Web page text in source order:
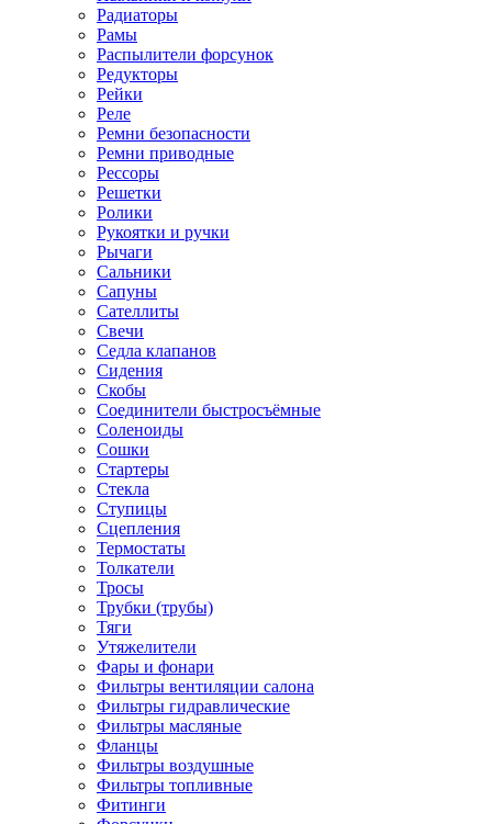
Радиаторы
Рамы
Распылители форсунок
Редукторы
Рейки
Реле
Ремни безопасности
Ремни приводные
Рессоры
Решетки
Ролики
Рукоятки и ручки
Рычаги
Сальники
Сапуны
Сателлиты
Свечи
Седла клапанов
Сидения
Скобы
Соединители быстросъёмные
Соленоиды
Сошки
Стартеры
Стекла
Ступицы
Сцепления
Термостаты
Толкатели
Тросы
Трубки (трубы)
Тяги
Утяжелители
Фары и фонари
Фильтры вентиляции салона
Фильтры гидравлические
Фильтры масляные
Фланцы
Фильтры воздушные
Фильтры топливные
Фитинги